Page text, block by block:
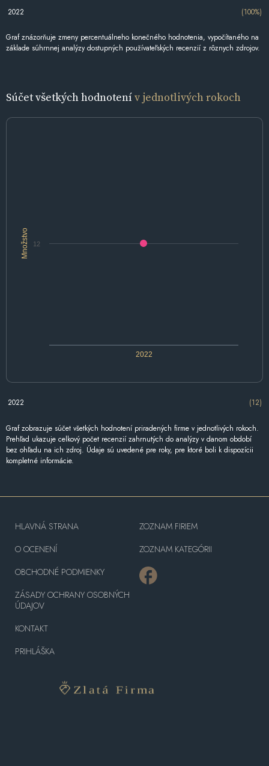
2022 (100%)
Graf znázorňuje zmeny percentuálneho konečného hodnotenia, vypočítaného na
základe súhrnnej analýzy dostupných používateľských recenzií z rôznych zdrojov.
Súčet všetkých hodnotenív jednotlivých rokoch
Množstvo
2022
12
2022 (12)
Graf zobrazuje súčet všetkých hodnotení priradených firme v jednotlivých rokoch.
Prehľad ukazuje celkový počet recenzií zahrnutých do analýzy v danom období
bez ohľadu na ich zdroj. Údaje sú uvedené pre roky, pre ktoré boli k dispozícii
kompletné informácie.
HLAVNÁ STRANA
O OCENENÍ
OBCHODNÉ PODMIENKY
ZÁSADY OCHRANY OSOBNÝCH
ÚDAJOV
KONTAKT
PRIHLÁŠKA
ZOZNAM FIRIEM
ZOZNAM KATEGÓRII